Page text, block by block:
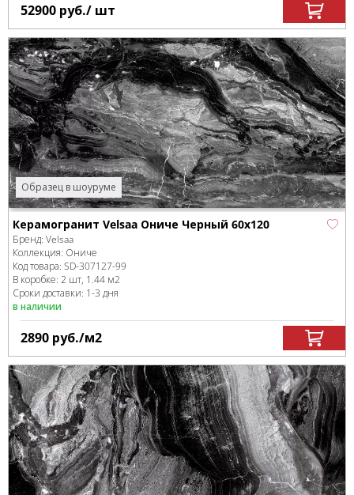
52900 руб./ шт
Образец в шоуруме
Керамогранит Velsaa Ониче Черный 60x120
Бренд: Velsaa
Коллекция: Ониче
Код товара: SD-307127-99
В коробке: 2 шт, 1.44 м2
Сроки доставки: 1-3 дня
в наличии
2890 руб./м2